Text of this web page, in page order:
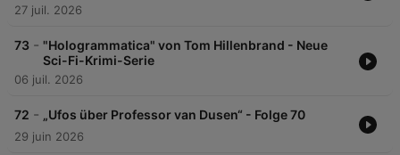
27 juil. 2026
73 - "Hologrammatica" von Tom Hillenbrand - Neue
Sci-Fi-Krimi-Serie
06 juil. 2026
72 - „Ufos über Professor van Dusen“ - Folge 70
29 juin 2026